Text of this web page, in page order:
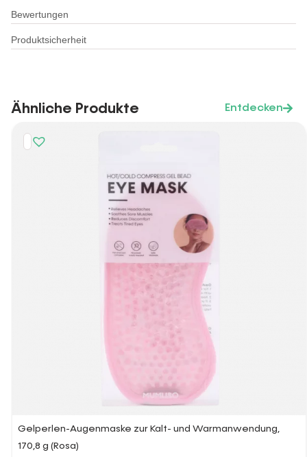
Bewertungen
Produktsicherheit
Ähnliche Produkte Entdecken
Gelperlen-Augenmaske zur Kalt- und Warmanwendung,
170,8 g (Rosa)